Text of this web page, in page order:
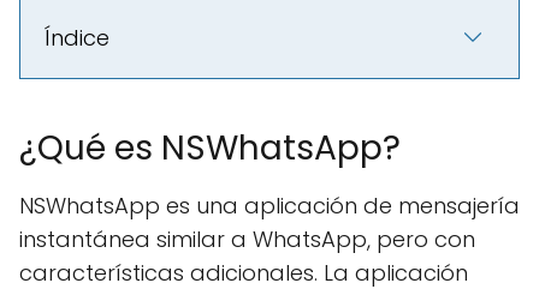
Índice
¿Qué es NSWhatsApp?
NSWhatsApp es una aplicación de mensajería
instantánea similar a WhatsApp, pero con
características adicionales. La aplicación